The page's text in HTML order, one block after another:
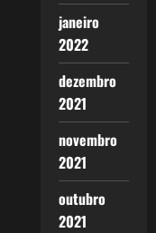
janeiro
2022
dezembro
2021
novembro
2021
outubro
2021